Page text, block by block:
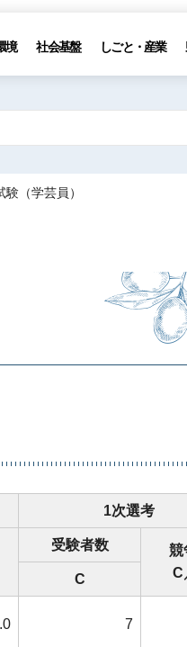
境 社会基盤 しごと・産業
（学芸員）
1次選考
受験者数
競
C
C
7